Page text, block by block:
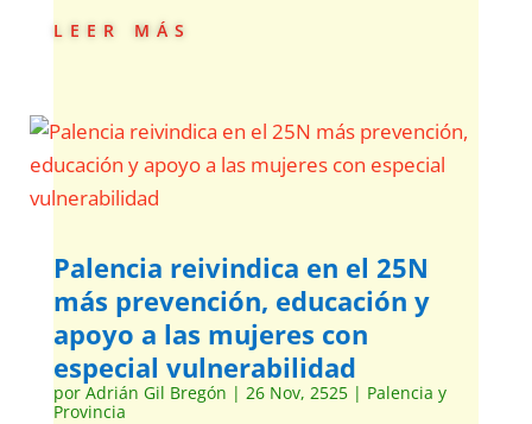
leer más
Palencia reivindica en el 25N
más prevención, educación y
apoyo a las mujeres con
especial vulnerabilidad
por Adrián Gil Bregón | 26 Nov, 2525| Palencia y
Provincia